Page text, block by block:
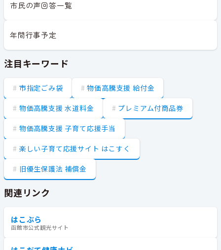
市民の声回答一覧
年間行事予定
注目キーワード
市指定ごみ袋 物価高騰支援 給付金
物価高騰支援 水道料金 プレミアム付商品券
物価高騰支援 子育て応援手当
楽しい子育て応援サイト はこすく
旧優生保護法 補償金
関連リンク
はこぶら
函館市公式観光サイト